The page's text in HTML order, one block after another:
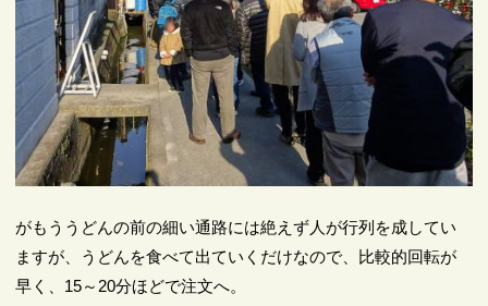
がもううどんの前の細い通路には絶えず人が行列を成してい
ますが、うどんを食べて出ていくだけなので、比較的回転が
早く、15～20分ほどで注文へ。